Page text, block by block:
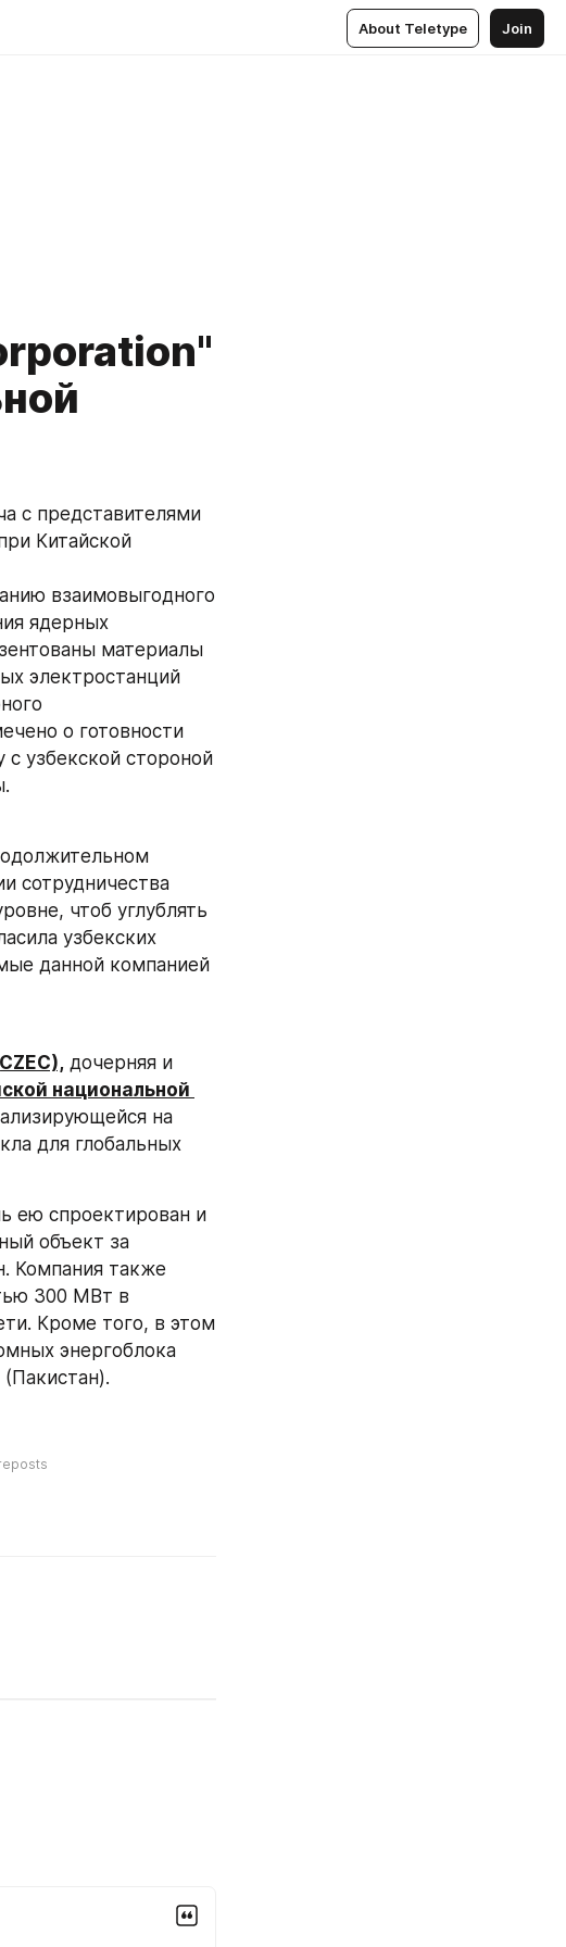
About Teletype Join
с представителями
Китайской
взаимовыгодного
ядерных
материалы
электростанций
о готовности
с узбекской стороной
сотрудничества
чтоб углублять
узбекских
данной компанией
дочерняя и
национальной
на
для глобальных
ею спроектирован и
объект за
Компания также
300 МВт в
Кроме того, в этом
энергоблока